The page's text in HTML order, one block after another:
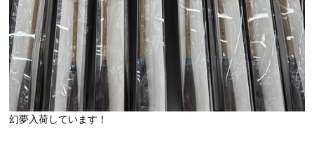
幻夢入荷しています！